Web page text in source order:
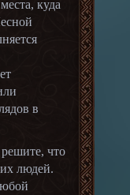
куда
в
что
людей.